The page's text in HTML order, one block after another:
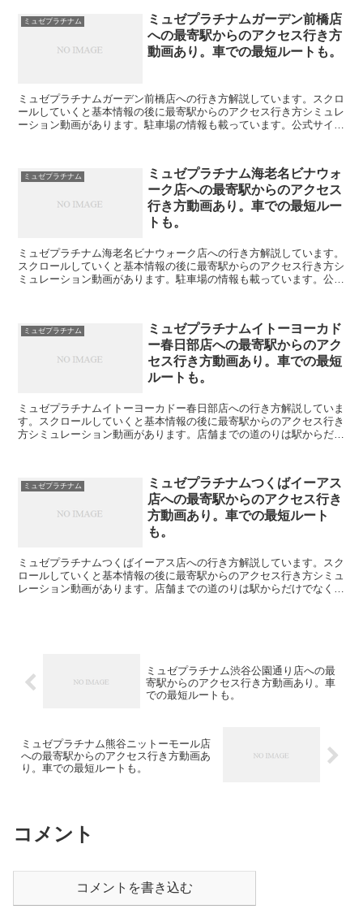
ミュゼプラチナム
ミュゼプラチナムガーデン前橋店
への最寄駅からのアクセス行き方
動画あり。車での最短ルートも。
ミュゼプラチナムガーデン前橋店への行き方解説しています。スクロ
ールしていくと基本情報の後に最寄駅からのアクセス行き方シミュレ
ーション動画があります。駐車場の情報も載っています。公式サイト
ミュゼプラチナム
ミュゼプラチナム海老名ビナウォ
ーク店への最寄駅からのアクセス
行き方動画あり。車での最短ルー
トも。
ミュゼプラチナム海老名ビナウォーク店への行き方解説しています。
スクロールしていくと基本情報の後に最寄駅からのアクセス行き方シ
ミュレーション動画があります。駐車場の情報も載っています。公式
ミュゼプラチナム
ミュゼプラチナムイトーヨーカド
ー春日部店への最寄駅からのアク
セス行き方動画あり。車での最短
ルートも。
ミュゼプラチナムイトーヨーカドー春日部店への行き方解説していま
す。スクロールしていくと基本情報の後に最寄駅からのアクセス行き
方シミュレーション動画があります。店舗までの道のりは駅からだけ
ミュゼプラチナム
ミュゼプラチナムつくばイーアス
店への最寄駅からのアクセス行き
方動画あり。車での最短ルート
も。
ミュゼプラチナムつくばイーアス店への行き方解説しています。スク
ロールしていくと基本情報の後に最寄駅からのアクセス行き方シミュ
レーション動画があります。店舗までの道のりは駅からだけでなく編
ミュゼプラチナム渋谷公園通り店への最
寄駅からのアクセス行き方動画あり。車
での最短ルートも。
ミュゼプラチナム熊谷ニットーモール店
への最寄駅からのアクセス行き方動画あ
り。車での最短ルートも。
コメント
コメントを書き込む